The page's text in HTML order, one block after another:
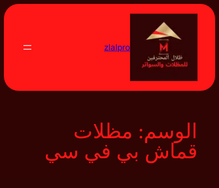
تخطى
zlalpro
الوسم: مظلات
قماش بي في سي